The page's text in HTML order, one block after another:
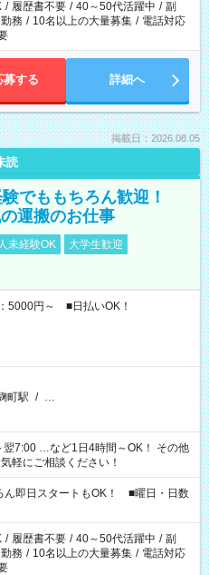
/ 履歴書不要 / 40～50代活躍中 / 副
務 / 10名以上の大量募集 / 電話対応
募する 詳細へ
掲載日：2026.08.05
読
でももちろん歓迎！
運搬のお仕事
未経験OK
大学生歓迎
5000円～ ■日払いOK！
町駅 / …
…など1日4時間～OK！ その他
軽にご相談ください！
即日スタートもOK！ ■曜日・日数
/ 履歴書不要 / 40～50代活躍中 / 副
務 / 10名以上の大量募集 / 電話対応